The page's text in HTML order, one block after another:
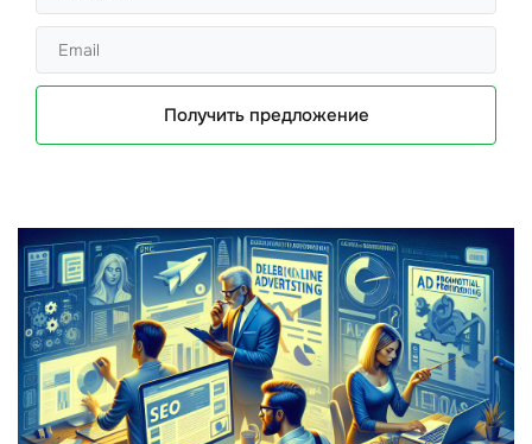
Получить предложение